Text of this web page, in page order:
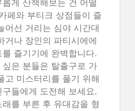
게 산책해보는 건 어떨
페와 부티크 상점들이 즐
어선 거리는 심야 시간대
거나 장인의 파티시에에
즐기기에 완벽합니다.
은 분들은 탈출구로 가
고 미스터리를 풀기 위해
들에게 도전해 보세요.
를 부른 후 유대감을 형